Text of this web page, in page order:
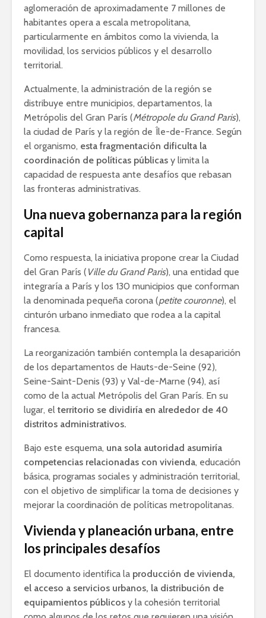
aglomeración de aproximadamente 7 millones de
habitantes opera a escala metropolitana,
particularmente en ámbitos como la vivienda, la
movilidad, los servicios públicos y el desarrollo
territorial.
Actualmente, la administración de la región se
distribuye entre municipios, departamentos, la
Metrópolis del Gran París (Métropole du Grand Paris),
la ciudad de París y la región de Île-de-France. Según
el organismo, esta fragmentación dificulta la
coordinación de políticas públicas y limita la
capacidad de respuesta ante desafíos que rebasan
las fronteras administrativas.
Una nueva gobernanza para la región
capital
Como respuesta, la iniciativa propone crear la Ciudad
del Gran París ( Ville du Grand Paris), una entidad que
integraría a París y los 130 municipios que conforman
la denominada pequeña corona (petite couronne), el
cinturón urbano inmediato que rodea a la capital
francesa.
La reorganización también contempla la desaparición
de los departamentos de Hauts-de-Seine (92),
Seine-Saint-Denis (93) y Val-de-Marne (94), así
como de la actual Metrópolis del Gran París. En su
lugar, el territorio se dividiría en alrededor de 40
distritos administrativos.
Bajo este esquema, una sola autoridad asumiría
competencias relacionadas con vivienda, educación
básica, programas sociales y administración territorial,
con el objetivo de simplificar la toma de decisiones y
mejorar la coordinación de políticas metropolitanas.
Vivienda y planeación urbana, entre
los principales desafíos
El documento identifica la producción de vivienda,
el acceso a servicios urbanos, la distribución de
equipamientos públicos y la cohesión territorial